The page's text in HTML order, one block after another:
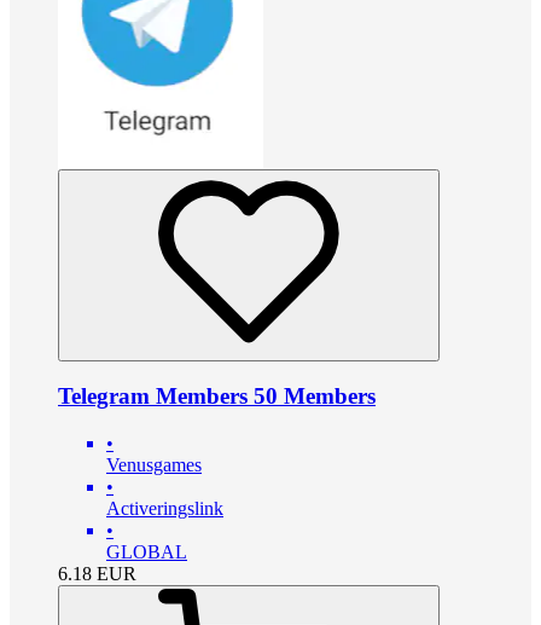
Telegram Members 50 Members
•
Venusgames
•
Activeringslink
•
GLOBAL
6.18 EUR